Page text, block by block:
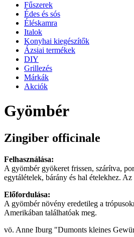
Fűszerek
Édes és sós
Éléskamra
Italok
Konyhai kiegészítők
Ázsiai termékek
DIY
Grillezés
Márkák
Akciók
Gyömbér
Zingiber officinale
Felhasználása:
A gyömbér gyökeret frissen, szárítva,
egytálételek, bárány és hal ételekhez.
Előfordulása:
A gyömbér növény eredetileg a
Amerikában találhatóak meg.
vö. Anne Iburg "Dumonts kleines